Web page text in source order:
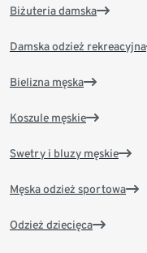
Biżuteria damska
Damska odzież rekreacyjna
Bielizna męska
Koszule męskie
Swetry i bluzy męskie
Męska odzież sportowa
Odzież dziecięca